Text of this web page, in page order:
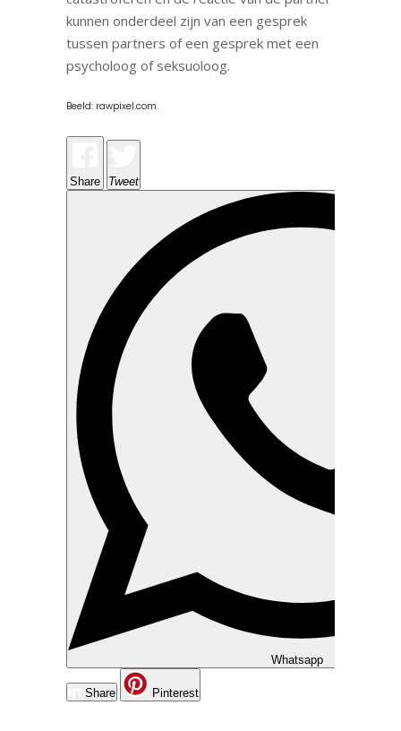
kunnen onderdeel zijn van een gesprek
tussen partners of een gesprek met een
psycholoog of seksuoloog.
Beeld: rawpixel.com.
Share Tweet
Whatsapp
Share Pinterest